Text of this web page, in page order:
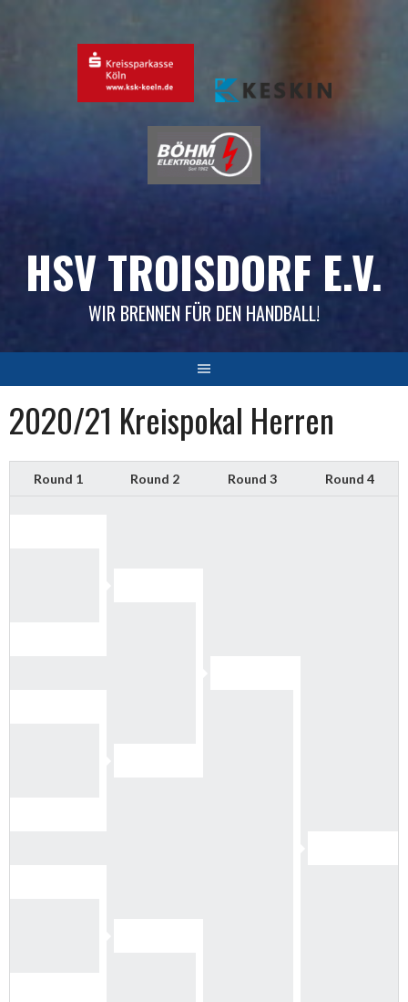
HSV TROISDORF E.V.
WIR BRENNEN FÜR DEN HANDBALL!
2020/21 Kreispokal Herren
Round 1 Round 2 Round 3 Round 4